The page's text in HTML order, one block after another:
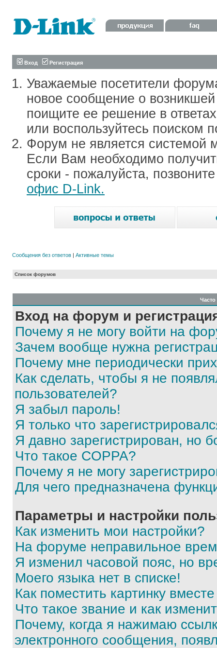
Вход Регистрация
Уважаемые посетители
новое сообщение о
поищите ее решение в
или воспользуйтесь поиском
Форум не является системой
Если Вам необходимо
сроки - пожалуйста,
офис D-Link.
Сообщения без ответов | Активные темы
Список форумов
Вход на форум и
Почему я не могу войти на
Зачем вообще нужна
Почему мне периодически
Как сделать, чтобы я не
пользователей?
Я забыл пароль!
Я только что
Я давно зарегистрирован, но
Что такое COPPA?
Почему я не могу
Для чего предназначена
Параметры и настройки
Как изменить мои настройки?
На форуме неправильное
Я изменил часовой пояс, но
Моего языка нет в списке!
Как поместить картинку
Что такое звание и как
Почему, когда я нажимаю
электронного сообщения,